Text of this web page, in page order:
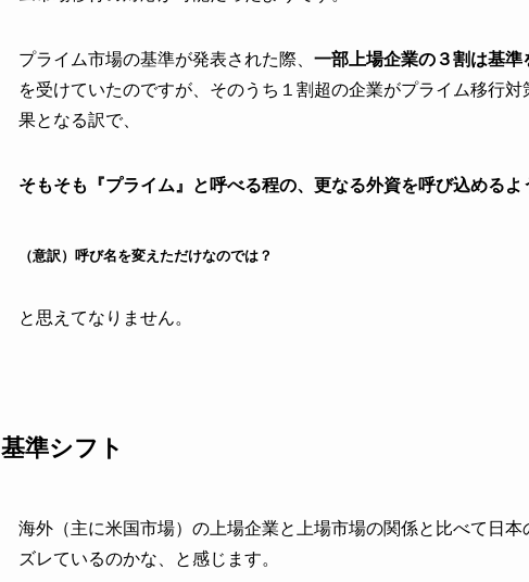
プライム市場の基準が発表された際、 一部上場企業の３割は基準
を受けていたのですが、そのうち１割超の企業がプライム移行
果となる訳で、
そもそも『プライム』と呼べる程の、更なる外資を呼び込める
（意訳）呼び名を変えただけなのでは？
と思えてなりません。
基準シフト
海外（主に米国市場）の上場企業と上場市場の関係と比べて日
ズレているのかな、と感じます。